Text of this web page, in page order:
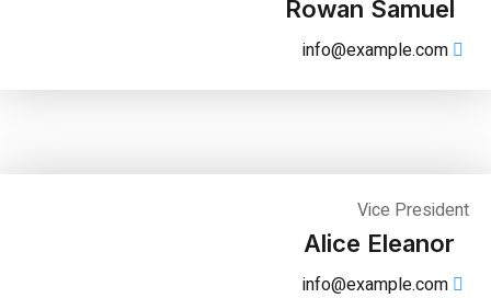
Rowan Samuel
Vice President
Alice Eleanor